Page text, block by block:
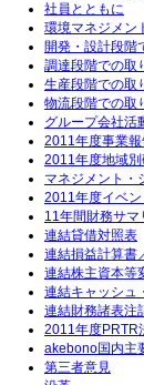
社員とともに
環境マネジメン
開発・設計段階
調達段階での取
生産段階での取
物流段階での取
グループ会社活
2011年度事業報
2011年度地域
マネジメント・
2011年度イベ
11年間財務サマ
連結貸借対照表
連結損益計算書
連結株主資本等
連結キャッシュ
連結財務諸表注
2011年度PRTR
akebono国内主
第三者意見